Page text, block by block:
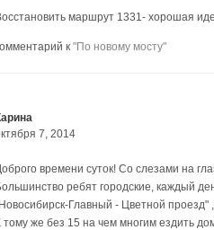
маршрут 1331- хорошая
к "По новому мосту"
7, 2014
времени суток! Со слезами на
ребят городские, каждый
Главный - Цветной
тому же без 15 на чем многим ездить